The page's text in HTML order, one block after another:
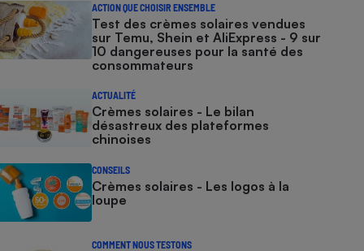
ACTION QUE CHOISIR ENSEMBLE
Test des crèmes solaires vendues
sur Temu, Shein et AliExpress - 9 sur
10 dangereuses pour la santé des
consommateurs
ACTUALITÉ
Crèmes solaires - Le bilan
désastreux des plateformes
chinoises
CONSEILS
Crèmes solaires - Les logos à la
loupe
COMMENT NOUS TESTONS